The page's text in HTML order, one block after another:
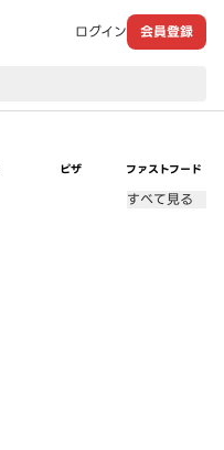
ログイン 会員登録
ピザ ファストフード
すべて見る